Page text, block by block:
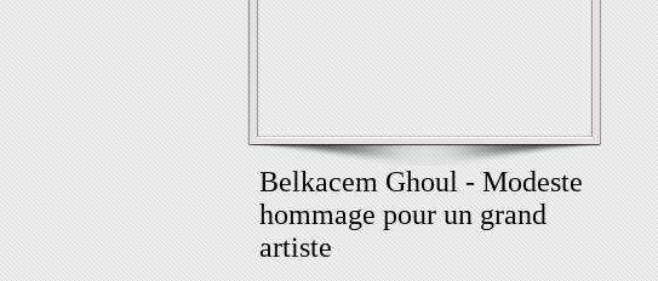
Belkacem Ghoul - Modeste
hommage pour un grand
artiste